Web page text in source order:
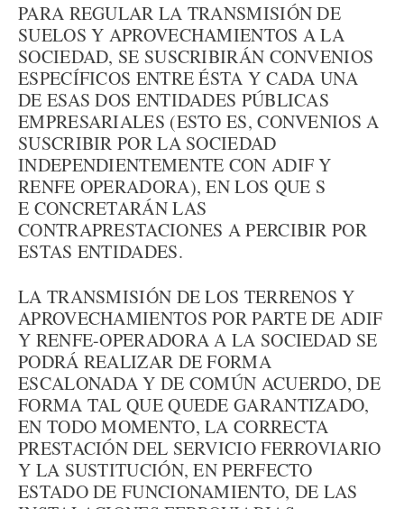
PARA REGULAR LA TRANSMISIÓN DE
SUELOS Y APROVECHAMIENTOS A LA
SOCIEDAD, SE SUSCRIBIRÁN CONVENIOS
ESPECÍFICOS ENTRE ÉSTA Y CADA UNA
DE ESAS DOS ENTIDADES PÚBLICAS
EMPRESARIALES (ESTO ES, CONVENIOS A
SUSCRIBIR POR LA SOCIEDAD
INDEPENDIENTEMENTE CON ADIF Y
RENFE OPERADORA), EN LOS QUE S
E CONCRETARÁN LAS
CONTRAPRESTACIONES A PERCIBIR POR
ESTAS ENTIDADES.
LA TRANSMISIÓN DE LOS TERRENOS Y
APROVECHAMIENTOS POR PARTE DE ADIF
Y RENFE-OPERADORA A LA SOCIEDAD SE
PODRÁ REALIZAR DE FORMA
ESCALONADA Y DE COMÚN ACUERDO, DE
FORMA TAL QUE QUEDE GARANTIZADO,
EN TODO MOMENTO, LA CORRECTA
PRESTACIÓN DEL SERVICIO FERROVIARIO
Y LA SUSTITUCIÓN, EN PERFECTO
ESTADO DE FUNCIONAMIENTO, DE LAS